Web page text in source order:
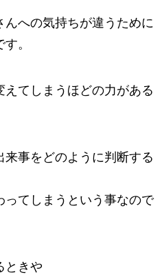
への気持ちが違うために
。
てしまうほどの力がある
事をどのように判断する
ってしまうという事なので
ときや